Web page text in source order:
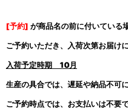
[予約] が商品名の前に付いている
ご予約いただき、入荷次第お届けに
入荷予定時期 10月
生産の具合では、遅延や納品不可
ご予約時点では、お支払いは不要